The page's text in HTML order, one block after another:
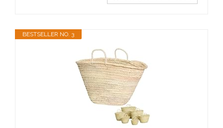
BESTSELLER NO. 3